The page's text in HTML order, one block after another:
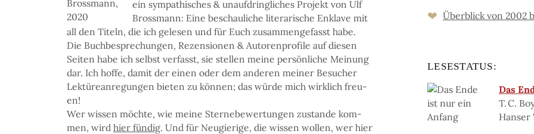
ein sym­pa­thi­sches & un­auf­dring­li­ches Pro­jekt von Ulf
Bross­mann: Eine be­schau­li­che li­te­ra­ri­sche En­kla­ve mit
all den Ti­teln, die ich ge­le­sen und für Euch zu­sam­men­ge­fasst habe.
Die Buch­be­spre­chun­gen, Re­zen­sio­nen & Auto­ren­pro­fi­le auf die­sen
Sei­ten ha­be ich selbst ver­fasst, sie stel­len mei­ne persön­li­che Mei­nung
dar. Ich hof­fe, da­mit der einen oder dem an­de­ren mei­ner Be­su­cher
Lek­türe­an­re­gun­gen bie­ten zu kön­nen; das wür­de mich wirk­lich freu­
en!
Wer wis­sen möchte, wie mei­ne Ster­ne­be­wer­tun­gen zu­stan­de kom­
men, wird hier fün­dig. Und für Neu­gie­ri­ge, die wis­sen wol­len, wer hier
❤ Überblick von 2002
LESESTATUS:
Das
T. C.
Hanser